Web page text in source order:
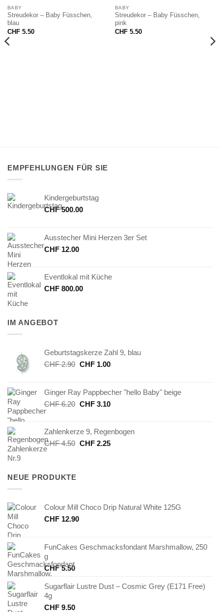
BABY
Streudekor – Baby Füsschen,
blau
CHF5.50
BABY
Streudekor – Baby Füsschen,
pink
CHF5.50
EMPFEHLUNGEN FÜR SIE
Kindergeburtstag
CHF500.00
Ausstecher Mini Herzen 3er Set
CHF 12.00
Eventlokal mit Küche
CHF 800.00
IM ANGEBOT
Geburtstagskerze Zahl 9, blau
CHF2.90 Ursprünglicher
CHF 2.90
CHF1.00Aktueller
CHF 1.00.
Ginger Ray Pappbecher "hello Baby" beige
CHF6.20 Ursprünglicher
CHF 6.20
CHF3.10Aktueller
CHF 3.10.
Zahlenkerze 9, Regenbogen
CHF4.50 Ursprünglicher
CHF2.25Aktueller
NEUE PRODUKTE
Colour Mill Choco Drip Natural White 125G
CHF 12.90
FunCakes Geschmacksfondant Marshmallow, 250
g
CHF5.50
Sugarflair Lustre Dust – Cosmic Grey (E171 Free)
4g
CHF 9.50